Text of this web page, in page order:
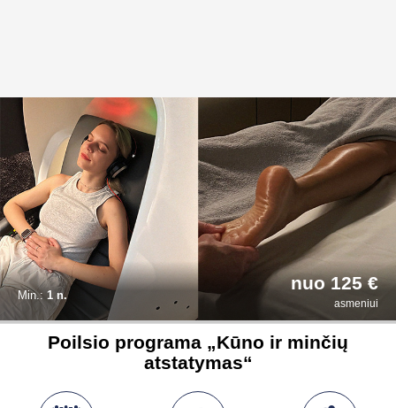
Min.: 1 n.
nuo 125 €
asmeniui
Poilsio programa „Kūno ir minčių
atstatymas“